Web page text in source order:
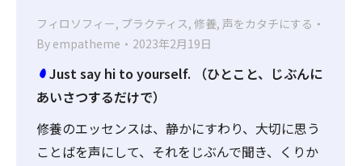
フィロソフィー, プラクティス, 修養, 声をカタチにする
By empatheme 2023年2月19日
Just say hi to yourself. （ひとこと、じぶんに
あいさつするだけで）
修養のエッセンスは、静かにすわり、大切に思う
ことばを声にして、それをじぶんで聞き、くりか